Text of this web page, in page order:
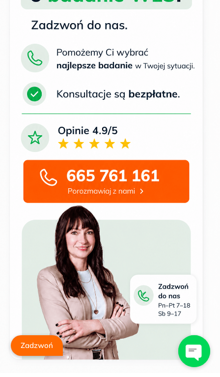
Zadzwoń